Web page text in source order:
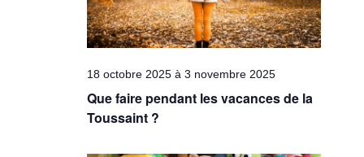
18 octobre 2025 à3 novembre 2025
Que faire pendant les vacances de la
Toussaint ?